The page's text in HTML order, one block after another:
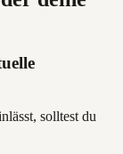
solltest du